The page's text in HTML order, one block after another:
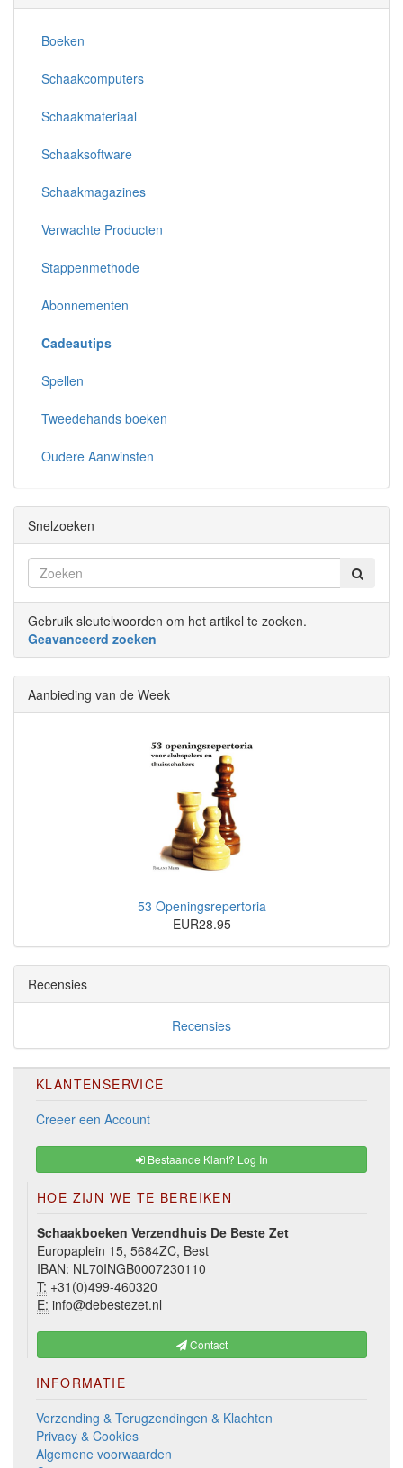
Boeken
Schaakcomputers
Schaakmateriaal
Schaaksoftware
Schaakmagazines
Verwachte Producten
Stappenmethode
Abonnementen
Cadeautips
Spellen
Tweedehands boeken
Oudere Aanwinsten
Snelzoeken
Gebruik sleutelwoorden om het artikel te zoeken.
Geavanceerd zoeken
Aanbieding van de Week
53 Openingsrepertoria
EUR28.95
Recensies
Recensies
KLANTENSERVICE
Creeer een Account
Bestaande Klant? Log In
HOE ZIJN WE TE BEREIKEN
Schaakboeken Verzendhuis De Beste Zet
Europaplein 15, 5684ZC, Best
IBAN: NL70INGB0007230110
T: +31(0)499-460320
E: info@debestezet.nl
Contact
INFORMATIE
Verzending & Terugzendingen & Klachten
Privacy & Cookies
Algemene voorwaarden